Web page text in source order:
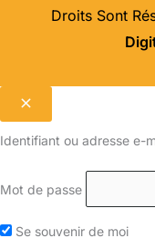
Droits Sont
Identifiant ou adresse e-
Mot de passe
Se souvenir de moi